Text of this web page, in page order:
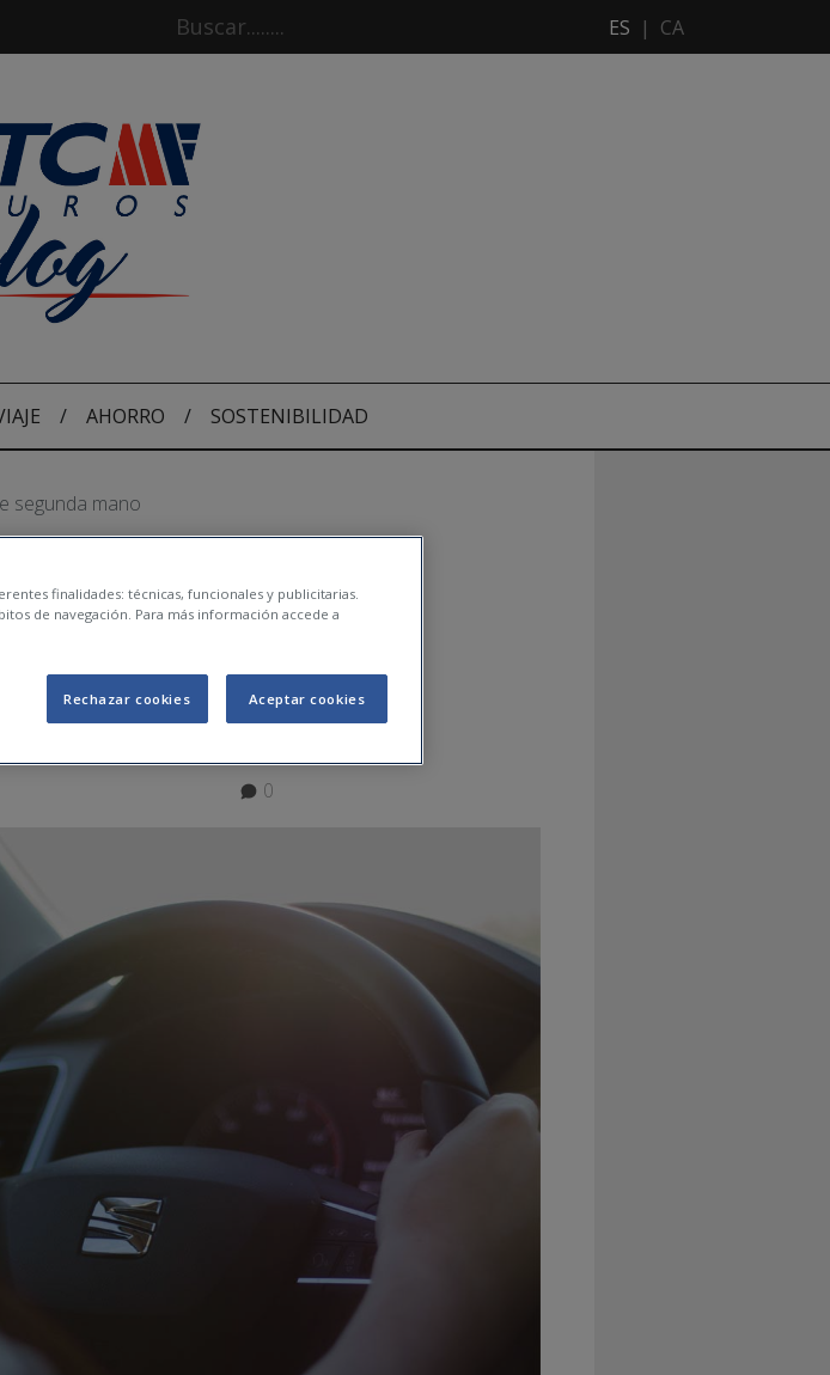
ES | CA
/ AHORRO / SOSTENIBILIDAD
segunda mano
coche de
0
finalidades: técnicas, funcionales y publicitarias.
de navegación. Para más información accede a
Rechazar cookies Aceptar cookies